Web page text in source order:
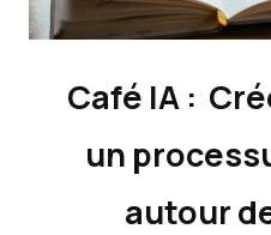
Café IA :
un
autour